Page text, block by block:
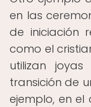
en las
de iniciación
como el
utilizan
transición de
ejemplo, en el